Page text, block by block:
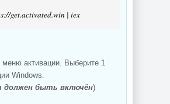
get.activated.win | iex
активации. Выберите 1
Windows.
должен быть включён)